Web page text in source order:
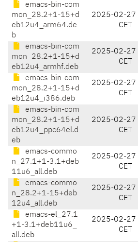
emacs-bin-com
mon_28.2+1-15+d
eb12u4_arm64.de
b
2025-02-27
CET
emacs-bin-com
mon_28.2+1-15+d
eb12u4_armhf.deb
2025-02-27
CET
emacs-bin-com
mon_28.2+1-15+d
eb12u4_i386.deb
2025-02-27
CET
emacs-bin-com
mon_28.2+1-15+d
eb12u4_ppc64el.d
eb
2025-02-27
CET
emacs-commo
n_27.1+1-3.1+deb
11u6_all.deb
2025-02-27
CET
emacs-commo
n_28.2+1-15+deb
12u4_all.deb
2025-02-27
CET
emacs-el_27.1
+1-3.1+deb11u6_
all.deb
2025-02-27
CET